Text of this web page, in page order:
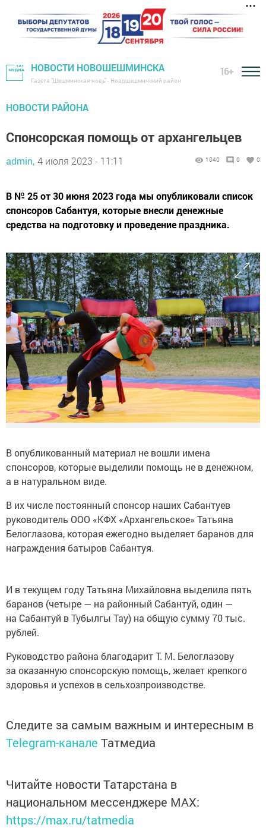
НОВОСТИ НОВОШЕШМИНСКА
Газета "Шешминская новь" - Новошешминский район
16+
НОВОСТИ РАЙОНА
Спонсорская помощь от архангельцев
admin, 4 июля 2023 - 11:11 1040 0 0
В № 25 от 30 июня 2023 года мы опубликовали список
спонсоров Сабантуя, которые внесли денежные
средства на подготовку и проведение праздника.
В опубликованный материал не вошли имена
спонсоров, которые выделили помощь не в денежном,
а в натуральном виде.
В их числе постоянный спонсор наших Сабантуев
руководитель ООО «КФХ «Архангельское» Татьяна
Белоглазова, которая ежегодно выделяет баранов для
награждения батыров Сабантуя.
И в текущем году Татьяна Михайловна выделила пять
баранов (четыре — на районный Сабантуй, один —
на Сабантуй в Тубылгы Тау) на общую сумму 70 тыс.
рублей.
Руководство района благодарит Т. М. Белоглазову
за оказанную спонсорскую помощь, желает крепкого
здоровья и успехов в сельхозпроизводстве.
Следите за самым важным и интересным в
Telegram-канале Татмедиа
Читайте новости Татарстана в
национальном мессенджере MАХ:
https://max.ru/tatmedia